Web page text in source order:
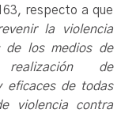
respecto a que
la violencia
de los medios de
de
eficaces de todas
violencia contra